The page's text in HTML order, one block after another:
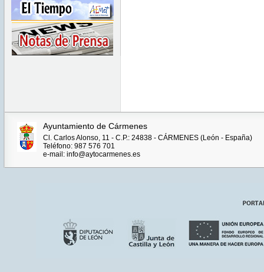
Ayuntamiento de Cármenes
Cl. Carlos Alonso, 11 - C.P.: 24838 - CÁRMENES (León - España)
Teléfono: 987 576 701
e-mail: info@aytocarmenes.es